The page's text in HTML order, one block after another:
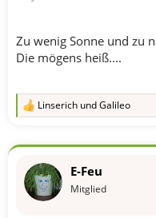
Zu wenig Sonne und zu
Die mögens heiß....
R
k
o
Linserich undGalileo
E-Feu
Mitglied